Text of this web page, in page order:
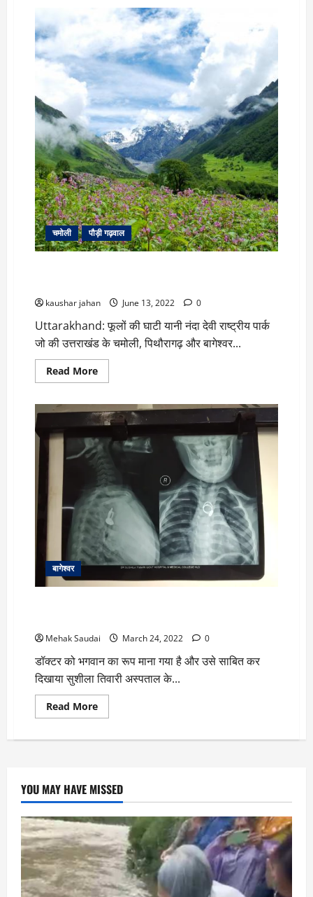
कहर:
बिजली
गिरने
बकरियों
की
मौत,
गांवों
में
दहशत।
चमोली पौड़ी गढ़वाल
kaushar jahan June 13, 2022 0
Uttarakhand: फूलों की घाटी यानी नंदा देवी राष्ट्रीय पार्क
जो की उत्तराखंड के चमोली, पिथौरागढ़ और बागेश्वर...
Read MoreRead
more
valley:
मायूस
होकर
लौट
रहे
पर्यटक,
बारिश
ना
होने
के
कारण
फीकी
पड़
रही
घाटी
की
रौनक
बागेश्वर
Mehak Saudai March 24, 2022 0
डॉक्टर को भगवान का रूप माना गया है और उसे साबित कर
दिखाया सुशीला तिवारी अस्पताल के...
Read MoreRead
more
वर्ष
के
गले
में
बिछिया,
डॉक्टर
बने
भगवान
YOU MAY HAVE MISSED